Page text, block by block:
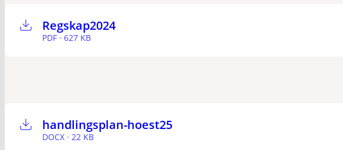
Regskap2024
PDF · 627 KB
handlingsplan-hoest25
DOCX · 22 KB